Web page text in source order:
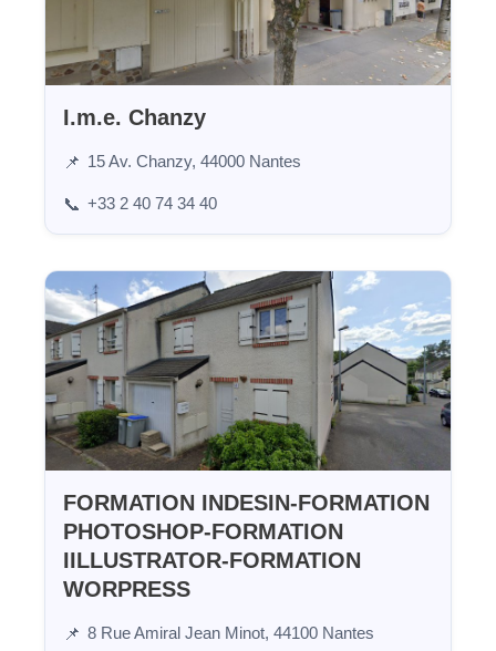
I.m.e. Chanzy
📌 15 Av. Chanzy, 44000 Nantes
📞 +33 2 40 74 34 40
FORMATION INDESIN-FORMATION
PHOTOSHOP-FORMATION
IILLUSTRATOR-FORMATION
WORPRESS
📌 8 Rue Amiral Jean Minot, 44100 Nantes